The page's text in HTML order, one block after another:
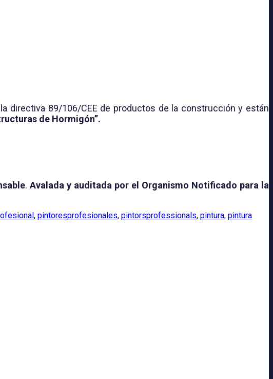
directiva 89/106/CEE de productos de la construcción y están
de Hormigón”.
.Avalada y auditada por el Organismo Notificado para la
, pintoresprofesionales, pintorsprofessionals, pintura, pintura